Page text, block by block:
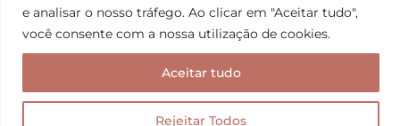
e analisar o nosso tráfego. Ao clicar em "Aceitar tudo",
você consente com a nossa utilização de cookies.
Rejeitar Todos
Aceitar tudo
Caso ainda tenha ficado alguma dúvida, é só deixar